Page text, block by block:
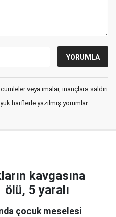
veya imalar, inançlara saldırı
harflerle yazılmış yorumlar
kavgasına
5 yaralı
çocuk meselesi